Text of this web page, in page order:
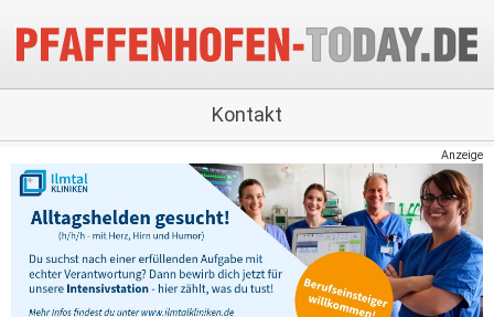
Kontakt
Anzeige